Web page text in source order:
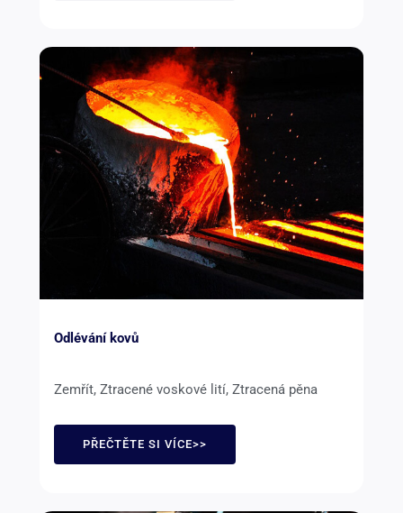
Odlévání kovů
Zemřít, Ztracené voskové lití, Ztracená pěna
PŘEČTĚTE SI VÍCE>>